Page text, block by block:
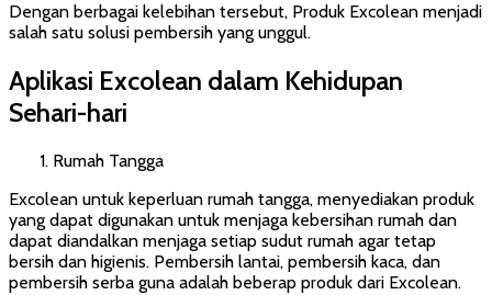
Dengan berbagai kelebihan tersebut, Produk Excolean menjadi
salah satu solusi pembersih yang unggul.
Aplikasi Excolean dalam Kehidupan
Sehari-hari
Rumah Tangga
Excolean untuk keperluan rumah tangga, menyediakan produk
yang dapat digunakan untuk menjaga kebersihan rumah dan
dapat diandalkan menjaga setiap sudut rumah agar tetap
bersih dan higienis. Pembersih lantai, pembersih kaca, dan
pembersih serba guna adalah beberap produk dari Excolean.